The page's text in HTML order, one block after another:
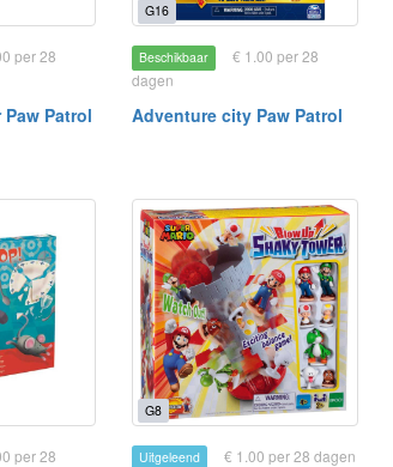
per 28
Patrol
G16
Beschikbaar
€ 1.00 per 28
dagen
Adventure city Paw Patrol
per 28
G8
Uitgeleend € 1.00 per 28 dagen